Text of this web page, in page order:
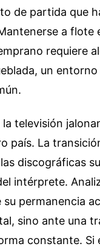
de partida que
a
requiere
un
televisión
país. La
discográficas
intérprete.
su permanencia
sino ante una
constante. Si